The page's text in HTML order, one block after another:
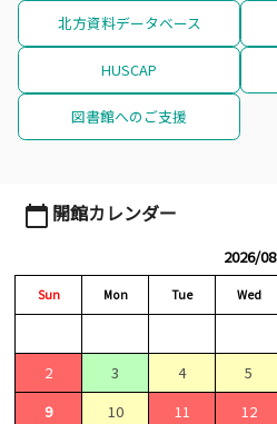
北方資料データベース
HUSCAP
図書館へのご支援
calendar_today 開館カレンダー
2026/08
Sun Mon Tue Wed
2
3 4 5
9
10 11 12